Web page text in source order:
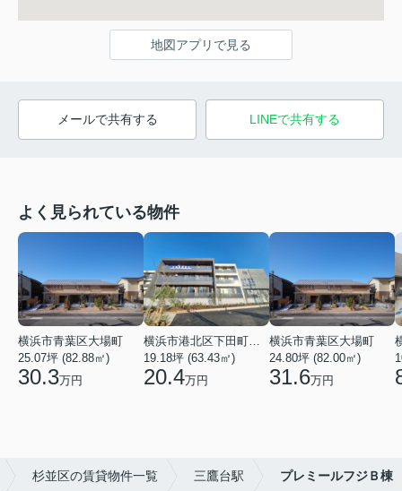
地図アプリで見る
メールで共有する LINEで共有する
よく見られている物件
横浜市青葉区大場町
25.07坪 (82.88㎡)
30.3万円
19.18坪 (63.43㎡)
20.4万円
横浜市青葉区大場町
24.80坪 (82.00㎡)
31.6万円
杉並区の賃貸物件一覧 三鷹台駅 プレミールフジＢ棟